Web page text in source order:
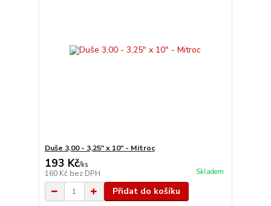
Duše 3,00 - 3,25" x 10" - Mitroc
193 Kč/ks
160 Kč bez DPH Skladem
Přidat do košíku